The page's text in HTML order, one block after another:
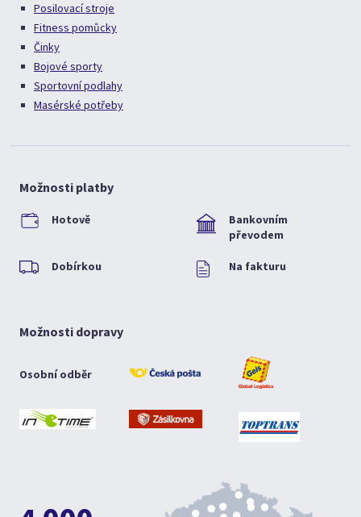
Posilovací stroje
Fitness pomůcky
Činky
Bojové sporty
Sportovní podlahy
Masérské potřeby
Možnosti platby
Hotově
Bankovním
převodem
Dobírkou Na fakturu
Možnosti dopravy
Osobní odběr